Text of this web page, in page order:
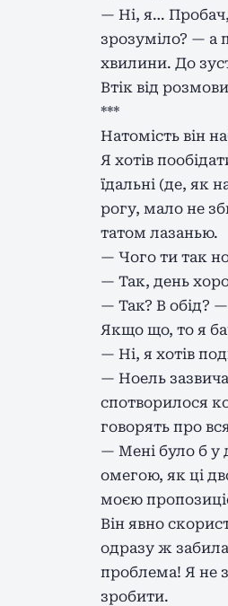
— Ні, я…
зрозуміло? — а
хвилини. До
Втік від
***
Натомість він
Я хотів
їдальні (де, як
рогу, мало не
татом лазанью.
— Чого ти так
— Так, день
— Так? В обід?
Якщо що, то я
— Ні, я хотів
— Ноель
спотворилося
говорять про
— Мені було б у
омегою, як ці
моєю
Він явно
одразу ж
проблема! Я не
зробити.